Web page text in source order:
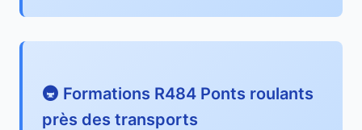
🚇 Formations R484 Ponts roulants
près des transports